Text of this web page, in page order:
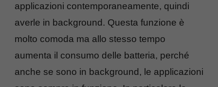
applicazioni contemporaneamente, quindi
averle in background. Questa funzione è
molto comoda ma allo stesso tempo
aumenta il consumo delle batteria, perché
anche se sono in background, le applicazioni